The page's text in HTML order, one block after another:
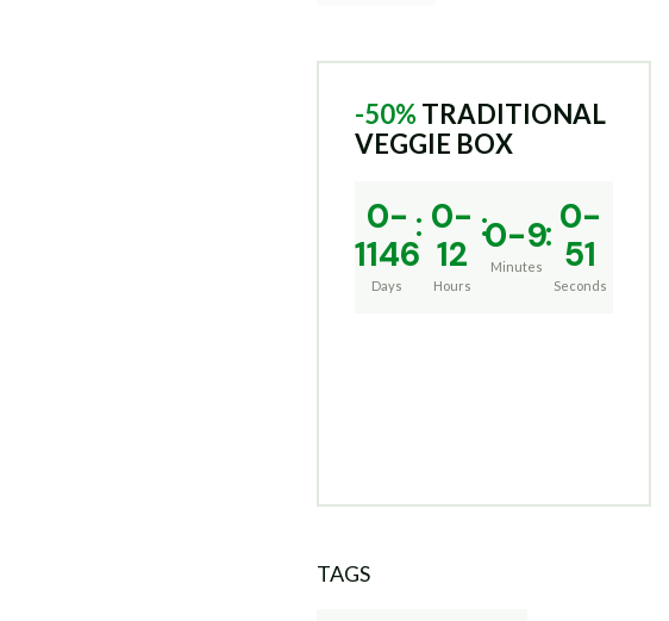
-50% TRADITIONAL
VEGGIE BOX
0-
1146
Days
0-
12
Hours
0-9
Minutes
0-
52
Seconds
TAGS